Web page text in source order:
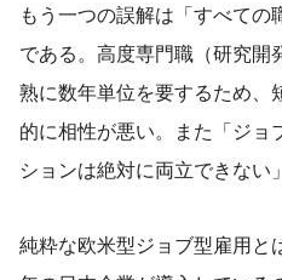
もう一つの誤解は「すべての
である。高度専門職（研究開
熟に数年単位を要するため、
的に相性が悪い。また「ジョ
ションは絶対に両立できない
純粋な欧米型ジョブ型雇用と